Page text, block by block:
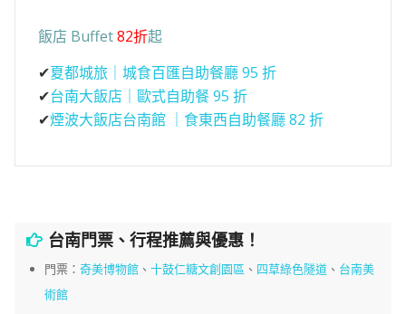
飯店 Buffet82折起
✔夏都城旅｜城食百匯自助餐廳 95 折
✔台南大飯店｜歐式自助餐 95 折
✔煙波大飯店台南館 ｜食東西自助餐廳 82 折
台南門票、行程推薦與優惠！
門票： 奇美博物館、 十鼓仁糖文創園區 、 四草綠色隧道、 台南美
術館